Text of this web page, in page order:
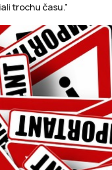
trochu času.”